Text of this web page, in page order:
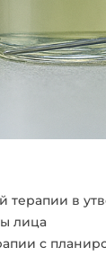
терапии в
лица
с